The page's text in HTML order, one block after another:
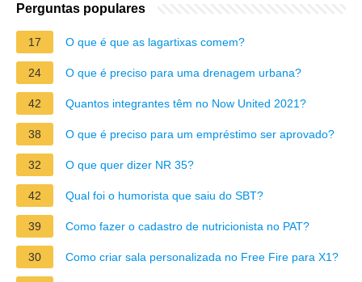
Perguntas populares
17 O que é que as lagartixas comem?
24 O que é preciso para uma drenagem urbana?
42 Quantos integrantes têm no Now United 2021?
38 O que é preciso para um empréstimo ser aprovado?
32 O que quer dizer NR 35?
42 Qual foi o humorista que saiu do SBT?
39 Como fazer o cadastro de nutricionista no PAT?
30 Como criar sala personalizada no Free Fire para X1?